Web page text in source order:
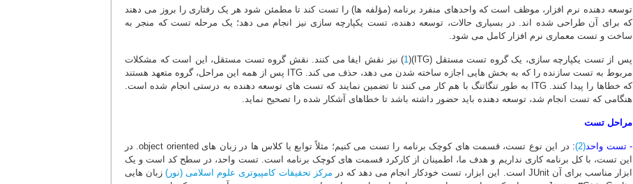
توسعه دهنده نرم افزار، موظف است که واحدهای منفرد برنامه (مؤلفه ها) را تست کند تا مطمئن شود هر یک رفتاری را بروز می دهند
که برای آن طراحی شده اند. در بسیاری حالات، توسعه دهنده، تست یکپارچه سازی نیز انجام می دهد؛ یک مرحله تست که منجر به
ساخت و تست معماری نرم افزار کامل می شود.
پس از تست یکپارچه سازی، یک گروه تست مستقل (ITG)( 1) نیز نقش ایفا می کنند. نقش گروه تست مستقل، این است که مشکلات
مربوط به تست سازنده را که به بخش هایی اجازه ساخته شدن می دهد، حذف می کند. ITG پس از همه این مراحل، گروه متعهد هستند
که خطاها را پیدا کنند. ITG به طور تنگاتنگ با هم کار می کنند تا تضمین نمایند که تست های توسعه دهنده به درستی انجام شده است.
هنگامی که تست انجام شد، توسعه دهنده باید حضور داشته باشد تا خطاهای آشکار شده را تصحیح نماید.
مراحل تست
- تست واحد(2)
:
در این نوع تست، قسمت های کوچک برنامه را تست می کنیم؛ مثلاً توابع یا کلاس ها در زبان های object oriented. در
این تست، با کل برنامه کاری نداریم و هدف ما، اطمینان از کارکرد قسمت های کوچک برنامه است. تست واحد، در سطح کد است و یک
ابزار مناسب برای آن JUnit است. این ابزار، تست خودکار انجام می دهد که در
مرکز تحقیقات کامپیوتری علوم اسلامی (نور)زبان هایی